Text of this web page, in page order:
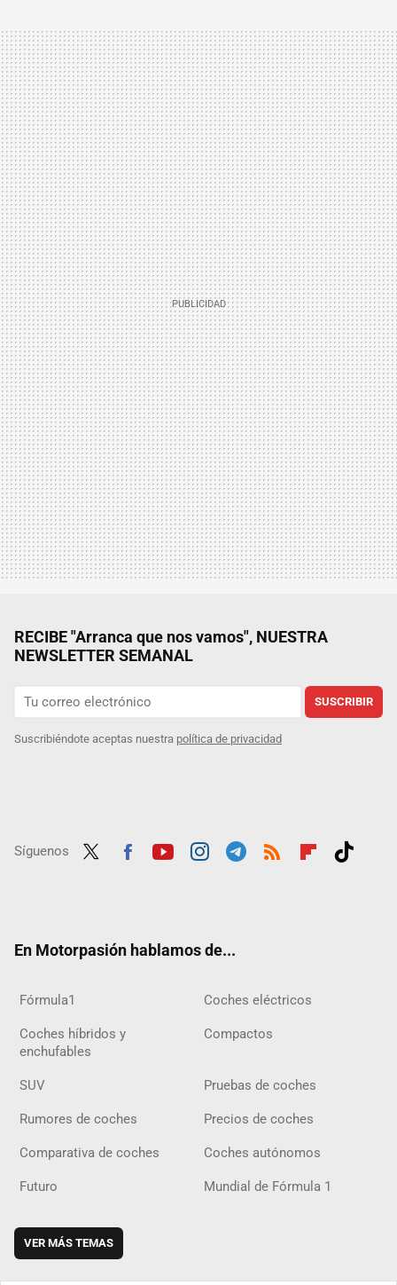
RECIBE "Arranca que nos vamos", NUESTRA
NEWSLETTER SEMANAL
SUSCRIBIR
Suscribiéndote aceptas nuestra política de privacidad
Síguenos
En Motorpasión hablamos de...
Fórmula1 Coches eléctricos
Coches híbridos y
enchufables
Compactos
SUV Pruebas de coches
Rumores de coches Precios de coches
Comparativa de coches Coches autónomos
Futuro Mundial de Fórmula 1
VER MÁS TEMAS